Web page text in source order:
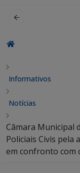
Informativos
Notícias
Câmara Municipal
Policiais Civis pela
em confronto com